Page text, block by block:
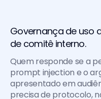
Governança de uso
de comitê interno.
Quem responde se a
prompt injection e o
apresentado em
precisa de protocolo,